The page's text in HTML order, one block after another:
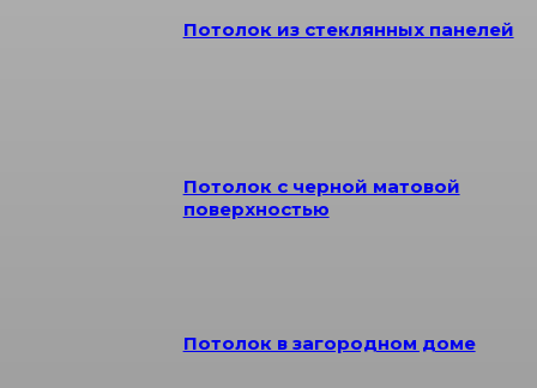
Потолок из стеклянных панелей
Потолок с черной матовой
поверхностью
Потолок в загородном доме